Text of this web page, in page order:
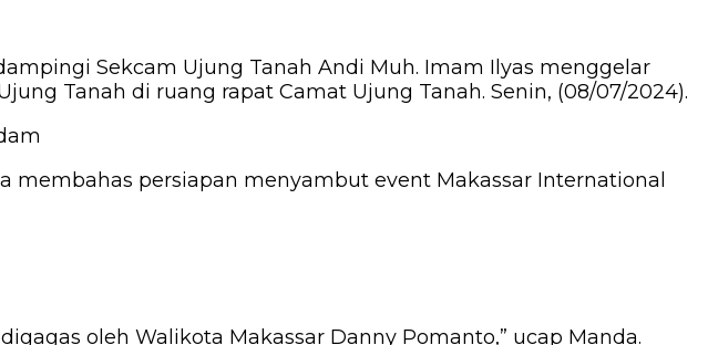
Sekcam Ujung Tanah Andi Muh. Imam Ilyas menggelar
Tanah di ruang rapat Camat Ujung Tanah. Senin, (08/07/2024).
persiapan menyambut event Makassar International
oleh Walikota Makassar Danny Pomanto,” ucap Manda.